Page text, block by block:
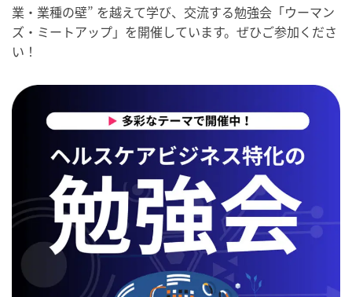
業・業種の壁” を越えて学び、交流する勉強会「ウーマン
ズ・ミートアップ」を開催しています。ぜひご参加くださ
い！